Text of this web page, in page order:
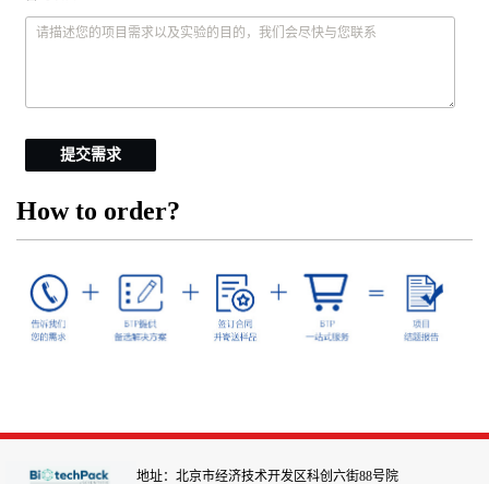
提交需求
How to order?
地址：北京市经济技术开发区科创六街88号院